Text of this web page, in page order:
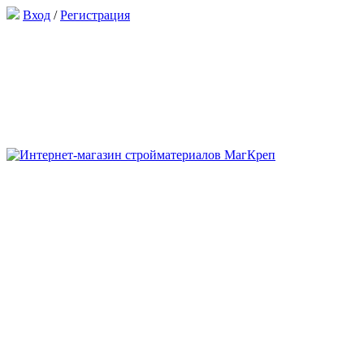
Вход /Регистрация